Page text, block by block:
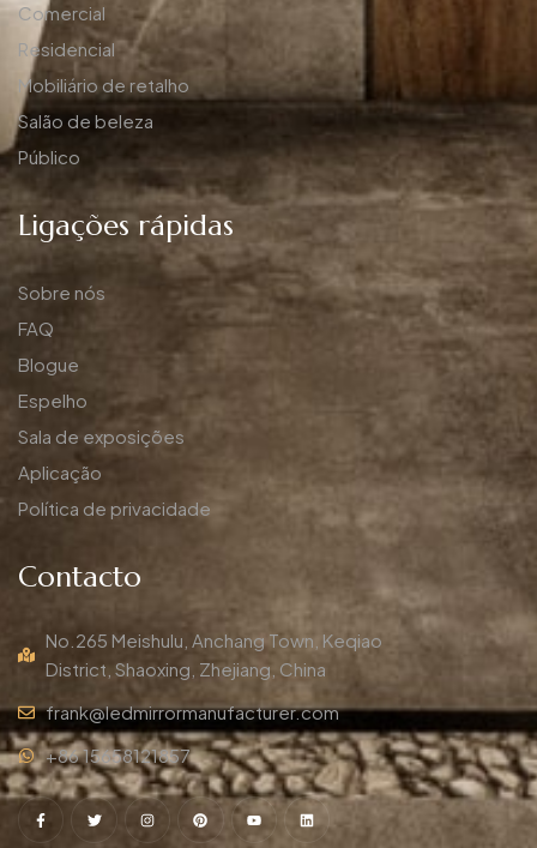
Comercial
Residencial
Mobiliário de retalho
Salão de beleza
Público
Ligações rápidas
Sobre nós
FAQ
Blogue
Espelho
Sala de exposições
Aplicação
Política de privacidade
Contacto
No.265 Meishulu, Anchang Town, Keqiao
District, Shaoxing, Zhejiang, China
frank@ledmirrormanufacturer.com
+86 15658121857